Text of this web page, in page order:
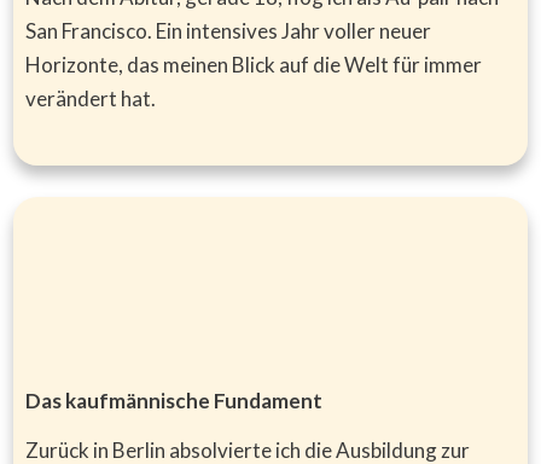
San Francisco. Ein intensives Jahr voller neuer
Horizonte, das meinen Blick auf die Welt für immer
verändert hat.
Das kaufmännische Fundament
Zurück in Berlin absolvierte ich die Ausbildung zur